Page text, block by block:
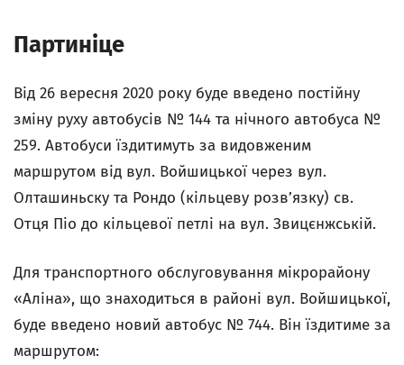
Партиніце
Від 26 вересня 2020 року буде введено постійну
зміну руху автобусів № 144 та нічного автобуса №
259. Автобуси їздитимуть за видовженим
маршрутом від вул. Войшицької через вул.
Олташиньску та Рондо (кільцеву розв’язку) св.
Отця Піо до кільцевої петлі на вул. Звицєнжській.
Для транспортного обслуговування мікрорайону
«Аліна», що знаходиться в районі вул. Войшицької,
буде введено новий автобус № 744. Він їздитиме за
маршрутом: